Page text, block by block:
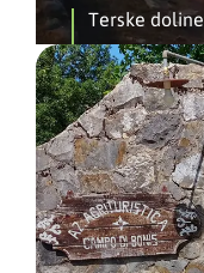
Terske doline